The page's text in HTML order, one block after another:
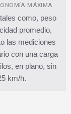
MÁXIMA
como, peso
promedio,
las mediciones
con una carga
en plano, sin
km/h.